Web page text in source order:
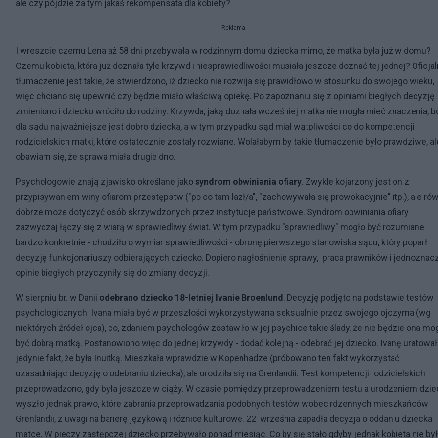
ale czy pójdzie za tym jakaś rekompensata dla kobiety?
Reklama
I wreszcie czemu Lena aż 58 dni przebywała w rodzinnym domu dziecka mimo, że matka była już w domu?
Czemu kobieta, która już doznała tyle krzywd i niesprawiedliwości musiała jeszcze doznać tej jednej?
tłumaczenie jest takie, że stwierdzono, iż dziecko nie rozwija się prawidłowo w stosunku do swojego wieku,
więc chciano się upewnić czy będzie miało właściwą opiekę. Po zapoznaniu się z opiniami biegłych decyzję
zmieniono i dziecko wróciło do rodziny. Krzywda, jaką doznała wcześniej matka nie mogła mieć znaczenia,
dla sądu najważniejsze jest dobro dziecka, a w tym przypadku sąd miał wątpliwości co do kompetencji
rodzicielskich matki, które ostatecznie zostały rozwiane. Wolałabym by takie tłumaczenie było prawdziwe,
obawiam się, że sprawa miała drugie dno.
Psychologowie znają zjawisko określane jako syndrom obwiniania ofiary. Zwykle kojarzony jest on z
przypisywaniem winy ofiarom przestępstw ("po co tam lazł/a", "zachowywała się prowokacyjnie" itp.), ale
dobrze może dotyczyć osób skrzywdzonych przez instytucje państwowe. Syndrom obwiniania ofiary
zazwyczaj łączy się z wiarą w sprawiedliwy świat. W tym przypadku "sprawiedliwy" mogło być rozumiane
bardzo konkretnie - chodziło o wymiar sprawiedliwości - obronę pierwszego stanowiska sądu, który poparł
decyzję funkcjonariuszy odbierających dziecko. Dopiero nagłośnienie sprawy, praca prawników i
opinie biegłych przyczyniły się do zmiany decyzji.
W sierpniu br. w Danii odebrano dziecko 18-letniej Ivanie Broenlund . Decyzję podjęto na podstawie testów
psychologicznych. Ivana miała być w przeszłości wykorzystywana seksualnie przez swojego ojczyma (wg
niektórych źródeł ojca), co, zdaniem psychologów zostawiło w jej psychice takie ślady, że nie będzie ona
być dobrą matką. Postanowiono więc do jednej krzywdy - dodać kolejną - odebrać jej dziecko. Ivanę uratował
jedynie fakt, że była Inuitką. Mieszkała wprawdzie w Kopenhadze (próbowano ten fakt wykorzystać
uzasadniając decyzję o odebraniu dziecka), ale urodziła się na Grenlandii. Test kompetencji rodzicielskich
przeprowadzono, gdy była jeszcze w ciąży. W czasie pomiędzy przeprowadzeniem testu a urodzeniem
wyszło jednak prawo, które zabrania przeprowadzania podobnych testów wobec rdzennych mieszkańców
Grenlandii, z uwagi na barierę językową i różnice kulturowe. 22 września zapadła decyzja o oddaniu dziecka
matce. W pieczy zastępczej dziecko przebywało ponad miesiąc. Co by się stało gdyby jednak kobieta nie